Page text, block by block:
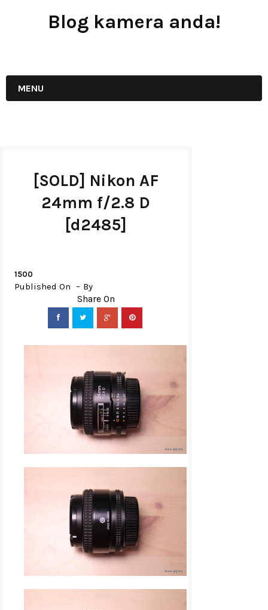
Blog kamera anda!
MENU
[SOLD] Nikon AF
24mm f/2.8 D
[d2485]
1500
Published On By